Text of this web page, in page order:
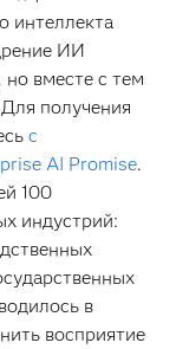
интеллекта
ИИ
вместе с тем
получения
с
AI Promise.
100
индустрий:
в
восприятие